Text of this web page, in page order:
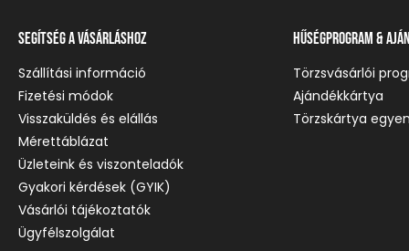
Segítség a vásárláshoz
Szállítási információ
Fizetési módok
Visszaküldés és elállás
Mérettáblázat
Üzleteink és viszonteladók
Gyakori kérdések (GYIK)
Vásárlói tájékoztatók
Ügyfélszolgálat
Hűségprogram &
Törzsvásárlói
Ajándékkártya
Törzskártya